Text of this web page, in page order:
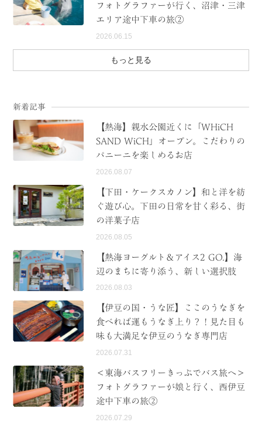
フォトグラファーが行く、沼津・三津
エリア途中下車の旅②
2026.06.15
もっと見る
新着記事
【熱海】親水公園近くに「WHiCH
SAND WiCH」オープン。こだわりの
パニーニを楽しめるお店
2026.08.07
【下田・ケークスカノン】和と洋を紡
ぐ遊び心。下田の日常を甘く彩る、街
の洋菓子店
2026.08.05
【熱海ヨーグルト＆アイス2 GO.】海
辺のまちに寄り添う、新しい選択肢
2026.08.03
【伊豆の国・うな匠】ここのうなぎを
食べれば運もうなぎ上り？！見た目も
味も大満足な伊豆のうなぎ専門店
2026.07.31
＜東海バスフリーきっぷでバス旅へ＞
フォトグラファーが娘と行く、西伊豆
途中下車の旅②
2026.07.29